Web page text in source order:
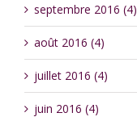
septembre 2016 (4)
août 2016 (4)
juillet 2016 (4)
juin 2016 (4)